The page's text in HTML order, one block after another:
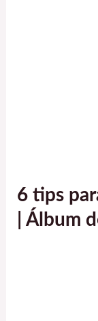
6 tips
| Álbum